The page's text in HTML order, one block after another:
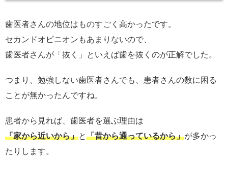
歯医者さんの地位はものすごく高かったです。
セカンドオピニオンもあまりないので、
歯医者さんが「抜く」といえば歯を抜くのが正解でした。
つまり、勉強しない歯医者さんでも、患者さんの数に困る
ことが無かったんですね。
患者から見れば、歯医者を選ぶ理由は
「家から近いから」と「昔から通っているから」が多かっ
たりします。